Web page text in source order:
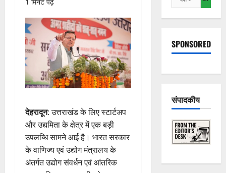
देहरादून: उत्तराखंड के लिए स्टार्टअप
और उद्यमिता के क्षेत्र में एक बड़ी
उपलब्धि सामने आई है। भारत सरकार
के वाणिज्य एवं उद्योग मंत्रालय के
अंतर्गत उद्योग संवर्धन एवं आंतरिक
को
खोजें:
SPONSORED
संपादकीय